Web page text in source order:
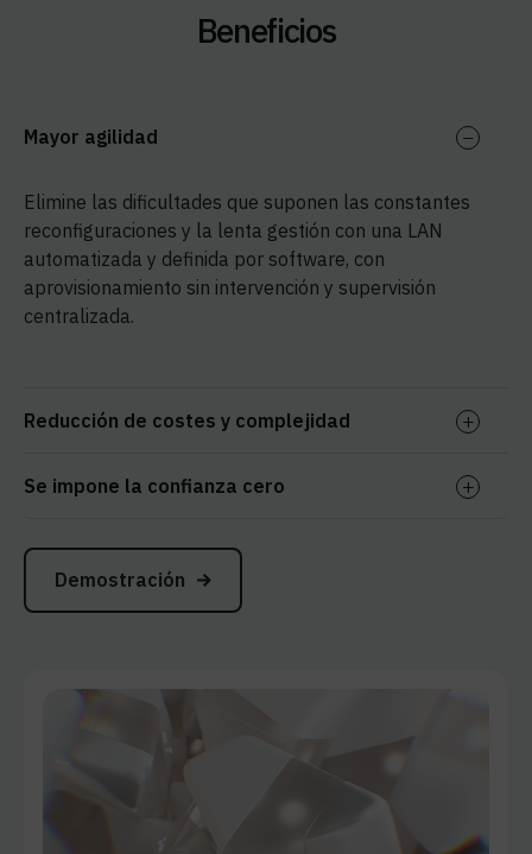
Beneficios
Mayor agilidad
Elimine las dificultades que suponen las constantes
reconfiguraciones y la lenta gestión con una LAN
automatizada y definida por software, con
aprovisionamiento sin intervención y supervisión
centralizada.
Reducción de costes y complejidad
Se impone la confianza cero
Demostración